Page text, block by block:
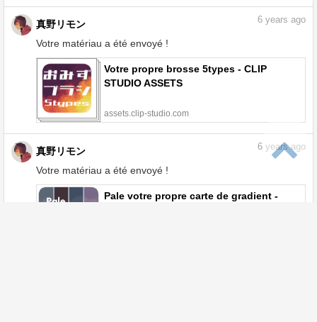
真野リモン
Votre matériau a été envoyé !
6 years ago
Votre propre brosse 5types - CLIP
STUDIO ASSETS
assets.clip-studio.com
真野リモン
Votre matériau a été envoyé !
6 years ago
Pale votre propre carte de gradient -